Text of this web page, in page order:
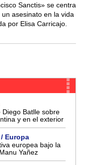
Sanctis» se centra
asesinato en la vida
por Elisa Carricajo.
Diego Batlle sobre
y en el exterior
Europa
europea bajo la
Yañez